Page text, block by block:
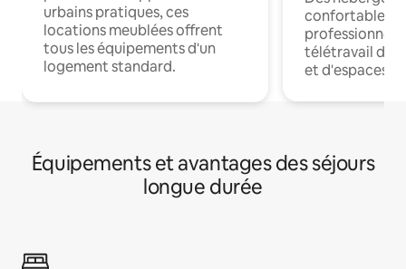
urbains pratiques, ces
locations meublées offrent
tous les équipements d'un
logement standard.
confortables
professionnels
télétravail
et d'espaces
Équipements et avantages des séjours
longue durée